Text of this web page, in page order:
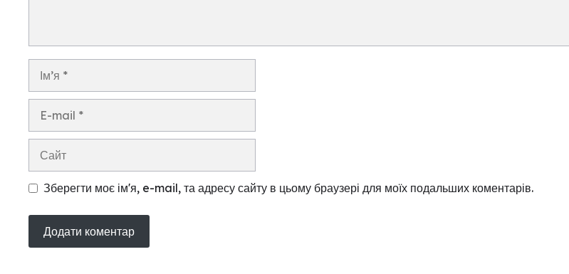
Зберегти моє ім'я, e-mail, та адресу сайту в цьому браузері для моїх подальших коментарів.